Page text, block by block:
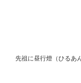
先祖に昼行燈（ひるあ